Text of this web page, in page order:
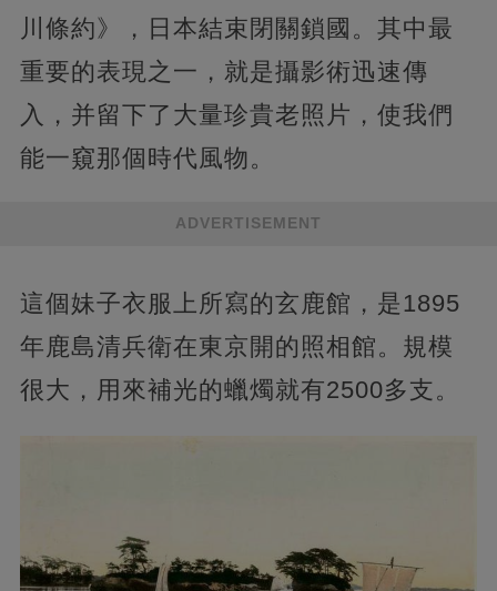
川條約》，日本結束閉關鎖國。其中最
重要的表現之一，就是攝影術迅速傳
入，并留下了大量珍貴老照片，使我們
能一窺那個時代風物。
ADVERTISEMENT
這個妹子衣服上所寫的玄鹿館，是1895
年鹿島清兵衛在東京開的照相館。規模
很大，用來補光的蠟燭就有2500多支。